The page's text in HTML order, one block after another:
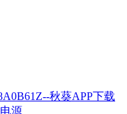
秋葵APP下载
源